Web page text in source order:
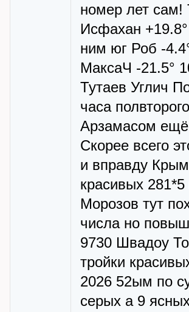
номер лет сам!
Исфахан
ним юг Роб -
МаксаЧ -21.5°
Тутаев Углич
часа
Арзамасом
Скорее всего
и вправду
красивых
Морозов тут
числа но
9730 Швадоу
тройки
2026 52ым по
серых а 9